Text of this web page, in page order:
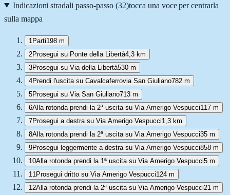
Indicazioni stradali passo-passo (32)tocca una voce per centrarla
sulla mappa
1 Parti198 m
2Prosegui su Ponte della Libertà4,3 km
3Prosegui su Via della Libertà530 m
4Prendi l'uscita su Cavalcaferrovia San Giuliano782 m
5Prosegui su Via San Giuliano713 m
6Alla rotonda prendi la 2ª uscita su Via Amerigo Vespucci117 m
7Prosegui a destra su Via Amerigo Vespucci1,3 km
8Alla rotonda prendi la 2ª uscita su Via Amerigo Vespucci35 m
9Prosegui leggermente a destra su Via Amerigo Vespucci858 m
10Alla rotonda prendi la 1ª uscita su Via Amerigo Vespucci5 m
11 Prosegui dritto su Via Amerigo Vespucci124 m
12Alla rotonda prendi la 2ª uscita su Via Amerigo Vespucci21 m